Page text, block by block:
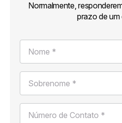
Normalmente,
prazo de um